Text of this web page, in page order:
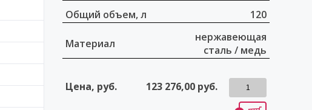
Общий объем, л
120
Материал
нержавеющая
сталь / медь
Цена, руб. 123 276,00 руб.